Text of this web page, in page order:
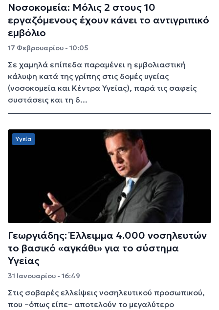
Νοσοκομεία: Μόλις 2 στους 10
εργαζόμενους έχουν κάνει το αντιγριπικό
εμβόλιο
17 Φεβρουαρίου - 10:05
Σε χαμηλά επίπεδα παραμένει η εμβολιαστική
κάλυψη κατά της γρίπης στις δομές υγείας
(νοσοκομεία και Κέντρα Υγείας), παρά τις σαφείς
συστάσεις και τη δ...
Υγεία
Γεωργιάδης: Έλλειμμα 4.000 νοσηλευτών
το βασικό «αγκάθι» για το σύστημα
Υγείας
31 Ιανουαρίου - 16:49
Στις σοβαρές ελλείψεις νοσηλευτικού προσωπικού,
που –όπως είπε– αποτελούν το μεγαλύτερο